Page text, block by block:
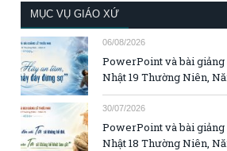
MỤC VỤ GIÁO XỨ
06/08/2026
PowerPoint và bài giảng
Nhật 19 Thường Niên,
30/07/2026
PowerPoint và bài giảng
Nhật 18 Thường Niên,